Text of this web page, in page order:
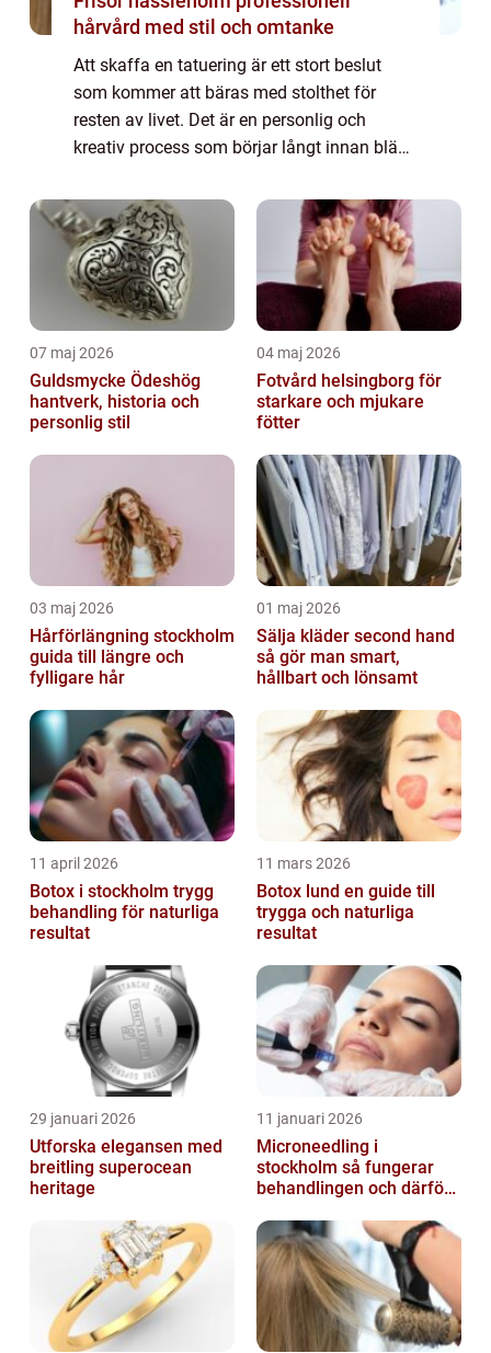
hårvård med stil och omtanke
Att skaffa en tatuering är ett stort beslut
som kommer att bäras med stolthet för
resten av livet. Det är en personlig och
kreativ process som börjar långt innan bläck
07 maj 2026
Guldsmycke Ödeshög
hantverk, historia och
personlig stil
04 maj 2026
Fotvård helsingborg för
starkare och mjukare
fötter
03 maj 2026
Hårförlängning stockholm
guida till längre och
fylligare hår
01 maj 2026
Sälja kläder second hand
så gör man smart,
hållbart och lönsamt
11 april 2026
Botox i stockholm trygg
behandling för naturliga
resultat
11 mars 2026
Botox lund en guide till
trygga och naturliga
resultat
29 januari 2026
Utforska elegansen med
breitling superocean
heritage
11 januari 2026
Microneedling i
stockholm så fungerar
behandlingen och därför